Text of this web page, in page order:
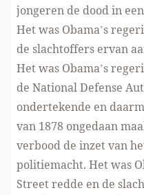
jongeren de dood in
Het was Obama’s
de slachtoffers ervan
Het was Obama’s
de National Defense
ondertekende en
van 1878 ongedaan
verbood de inzet van
politiemacht. Het was
Street redde en de